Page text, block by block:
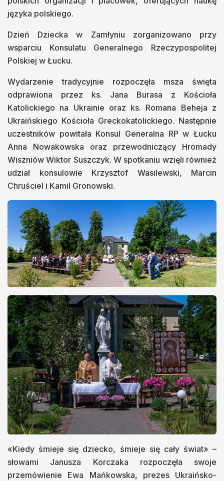
języka polskiego.
Dzień Dziecka w Zamłyniu zorganizowano przy
wsparciu Konsulatu Generalnego Rzeczypospolitej
Polskiej w Łucku.
Wydarzenie tradycyjnie rozpoczęła msza święta
odprawiona przez ks. Jana Burasa z Kościoła
Katolickiego na Ukrainie oraz ks. Romana Beheja z
Ukraińskiego Kościoła Greckokatolickiego. Następnie
uczestników powitała Konsul Generalna RP w Łucku
Anna Nowakowska oraz przewodniczący Hromady
Wiszniów Wiktor Suszczyk. W spotkaniu wzięli również
udział konsulowie Krzysztof Wasilewski, Marcin
Chruściel i Kamil Gronowski.
«Kiedy śmieje się dziecko, śmieje się cały świat» –
słowami Janusza Korczaka rozpoczęła swoje
przemówienie Ewa Mańkowska, prezes Ukraińsko-